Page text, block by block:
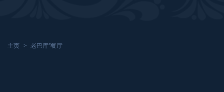
主页 老巴库”餐厅